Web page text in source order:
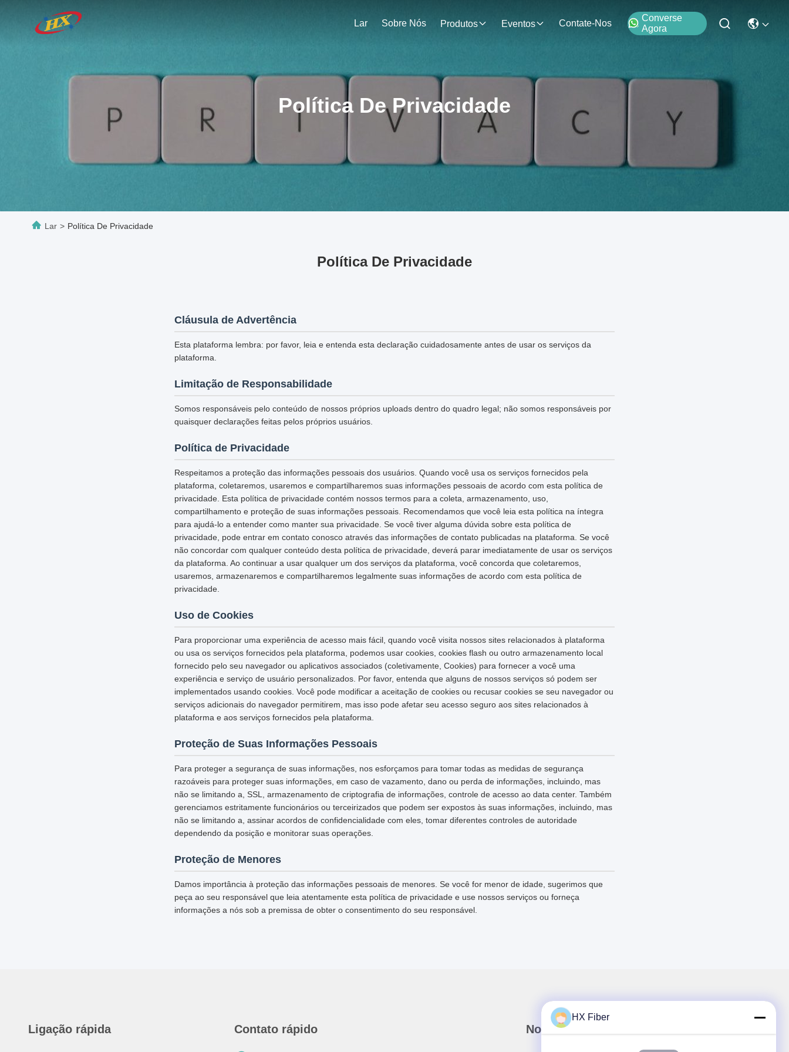
Lar Sobre Nós Produtos Eventos Contate-Nos
Converse
Agora
Política De Privacidade
Lar > Política De Privacidade
Política De Privacidade
Cláusula de Advertência
Esta plataforma lembra: por favor, leia e entenda esta declaração cuidadosamente antes de usar os serviços da
plataforma.
Limitação de Responsabilidade
Somos responsáveis pelo conteúdo de nossos próprios uploads dentro do quadro legal; não somos responsáveis por
quaisquer declarações feitas pelos próprios usuários.
Política de Privacidade
Respeitamos a proteção das informações pessoais dos usuários. Quando você usa os serviços fornecidos pela
plataforma, coletaremos, usaremos e compartilharemos suas informações pessoais de acordo com esta política de
privacidade. Esta política de privacidade contém nossos termos para a coleta, armazenamento, uso,
compartilhamento e proteção de suas informações pessoais. Recomendamos que você leia esta política na íntegra
para ajudá-lo a entender como manter sua privacidade. Se você tiver alguma dúvida sobre esta política de
privacidade, pode entrar em contato conosco através das informações de contato publicadas na plataforma. Se você
não concordar com qualquer conteúdo desta política de privacidade, deverá parar imediatamente de usar os serviços
da plataforma. Ao continuar a usar qualquer um dos serviços da plataforma, você concorda que coletaremos,
usaremos, armazenaremos e compartilharemos legalmente suas informações de acordo com esta política de
privacidade.
Uso de Cookies
Para proporcionar uma experiência de acesso mais fácil, quando você visita nossos sites relacionados à plataforma
ou usa os serviços fornecidos pela plataforma, podemos usar cookies, cookies flash ou outro armazenamento local
fornecido pelo seu navegador ou aplicativos associados (coletivamente, Cookies) para fornecer a você uma
experiência e serviço de usuário personalizados. Por favor, entenda que alguns de nossos serviços só podem ser
implementados usando cookies. Você pode modificar a aceitação de cookies ou recusar cookies se seu navegador ou
serviços adicionais do navegador permitirem, mas isso pode afetar seu acesso seguro aos sites relacionados à
plataforma e aos serviços fornecidos pela plataforma.
Proteção de Suas Informações Pessoais
Para proteger a segurança de suas informações, nos esforçamos para tomar todas as medidas de segurança
razoáveis para proteger suas informações, em caso de vazamento, dano ou perda de informações, incluindo, mas
não se limitando a, SSL, armazenamento de criptografia de informações, controle de acesso ao data center. Também
gerenciamos estritamente funcionários ou terceirizados que podem ser expostos às suas informações, incluindo, mas
não se limitando a, assinar acordos de confidencialidade com eles, tomar diferentes controles de autoridade
dependendo da posição e monitorar suas operações.
Proteção de Menores
Damos importância à proteção das informações pessoais de menores. Se você for menor de idade, sugerimos que
peça ao seu responsável que leia atentamente esta política de privacidade e use nossos serviços ou forneça
informações a nós sob a premissa de obter o consentimento do seu responsável.
Ligação rápida Contato rápido Nosso boletim informativo
HX Fiber